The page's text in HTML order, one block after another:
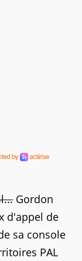
Gordon
d'appel de
sa console
PAL